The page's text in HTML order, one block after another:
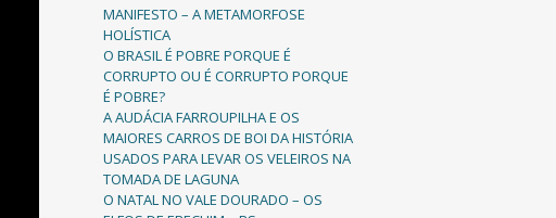
MANIFESTO – A METAMORFOSE
HOLÍSTICA
O BRASIL É POBRE PORQUE É
CORRUPTO OU É CORRUPTO PORQUE
É POBRE?
A AUDÁCIA FARROUPILHA E OS
MAIORES CARROS DE BOI DA HISTÓRIA
USADOS PARA LEVAR OS VELEIROS NA
TOMADA DE LAGUNA
O NATAL NO VALE DOURADO – OS